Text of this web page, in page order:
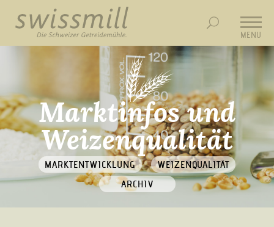
MENU
Marktinfos und
Weizenqualität
MARKTENTWICKLUNG
WEIZENQUALITÄT
ARCHIV